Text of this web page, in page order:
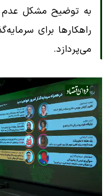
به توضیح مشکل عدم
راهکارها برای
می‌پردازد.